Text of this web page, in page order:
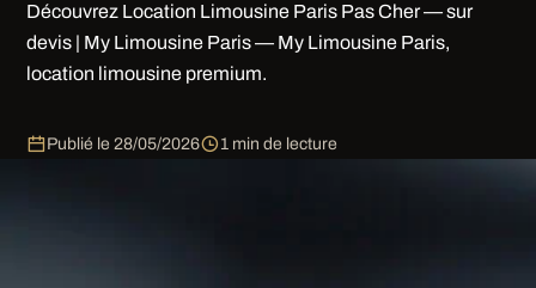
Découvrez Location Limousine Paris Pas Cher — sur
devis | My Limousine Paris — My Limousine Paris,
location limousine premium.
Publié le 28/05/2026 1 min de lecture